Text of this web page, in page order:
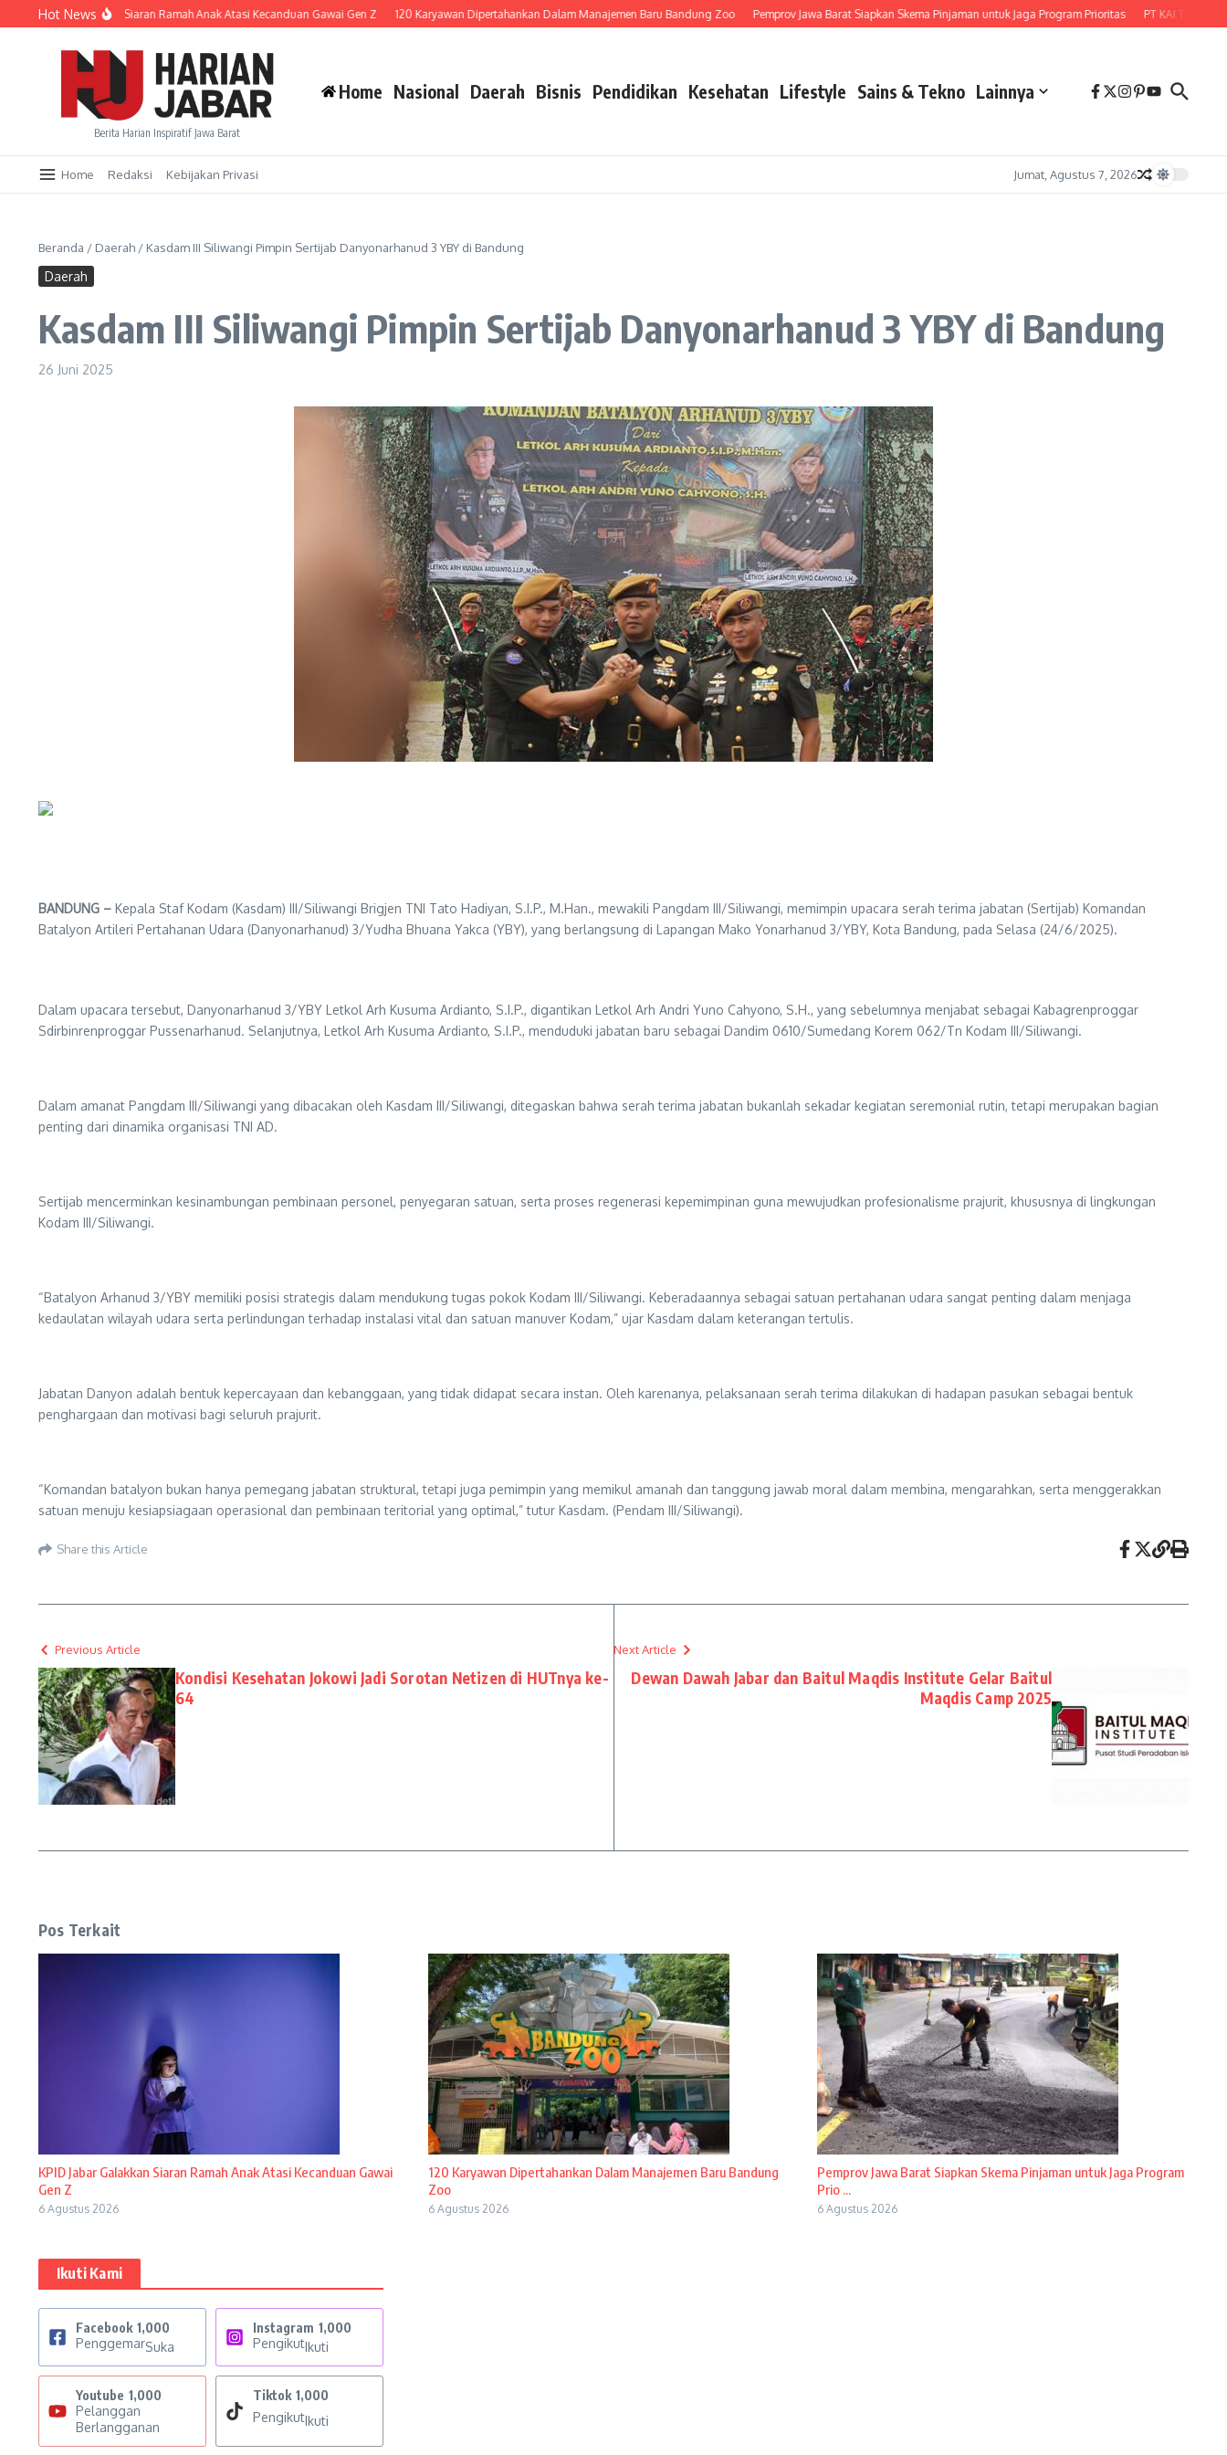
Lewati ke konten
Hot News
KPID Jabar Galakkan Siaran Ramah Anak Atasi Kecanduan Gawai Gen Z 120 Karyawan Dipertahankan Dalam Manajemen Baru Bandung Zoo Pemprov Jawa Barat Siapkan Skema Pinjaman untuk Jaga Program Prioritas PT KAI
Berita Harian Inspiratif Jawa Barat
Home Nasional Daerah Bisnis Pendidikan Kesehatan Lifestyle Sains & Tekno Lainnya
Home Redaksi Kebijakan Privasi Jumat, Agustus 7, 2026
Beranda / Daerah / Kasdam III Siliwangi Pimpin Sertijab Danyonarhanud 3 YBY di Bandung
Daerah
Kasdam III Siliwangi Pimpin Sertijab Danyonarhanud 3 YBY di Bandung
26 Juni 2025
BANDUNG – Kepala Staf Kodam (Kasdam) III/Siliwangi Brigjen TNI Tato Hadiyan, S.I.P., M.Han., mewakili Pangdam III/Siliwangi, memimpin upacara serah terima jabatan (Sertijab) Komandan
Batalyon Artileri Pertahanan Udara (Danyonarhanud) 3/Yudha Bhuana Yakca (YBY), yang berlangsung di Lapangan Mako Yonarhanud 3/YBY, Kota Bandung, pada Selasa (24/6/2025).
Dalam upacara tersebut, Danyonarhanud 3/YBY Letkol Arh Kusuma Ardianto, S.I.P., digantikan Letkol Arh Andri Yuno Cahyono, S.H., yang sebelumnya menjabat sebagai Kabagrenproggar
Sdirbinrenproggar Pussenarhanud. Selanjutnya, Letkol Arh Kusuma Ardianto, S.I.P., menduduki jabatan baru sebagai Dandim 0610/Sumedang Korem 062/Tn Kodam III/Siliwangi.
Dalam amanat Pangdam III/Siliwangi yang dibacakan oleh Kasdam III/Siliwangi, ditegaskan bahwa serah terima jabatan bukanlah sekadar kegiatan seremonial rutin, tetapi merupakan bagian
penting dari dinamika organisasi TNI AD.
Sertijab mencerminkan kesinambungan pembinaan personel, penyegaran satuan, serta proses regenerasi kepemimpinan guna mewujudkan profesionalisme prajurit, khususnya di lingkungan
Kodam III/Siliwangi.
“Batalyon Arhanud 3/YBY memiliki posisi strategis dalam mendukung tugas pokok Kodam III/Siliwangi. Keberadaannya sebagai satuan pertahanan udara sangat penting dalam menjaga
kedaulatan wilayah udara serta perlindungan terhadap instalasi vital dan satuan manuver Kodam,” ujar Kasdam dalam keterangan tertulis.
Jabatan Danyon adalah bentuk kepercayaan dan kebanggaan, yang tidak didapat secara instan. Oleh karenanya, pelaksanaan serah terima dilakukan di hadapan pasukan sebagai bentuk
penghargaan dan motivasi bagi seluruh prajurit.
“Komandan batalyon bukan hanya pemegang jabatan struktural, tetapi juga pemimpin yang memikul amanah dan tanggung jawab moral dalam membina, mengarahkan, serta menggerakkan
satuan menuju kesiapsiagaan operasional dan pembinaan teritorial yang optimal,” tutur Kasdam. (Pendam III/Siliwangi).
Share this Article
Previous Article
Kondisi Kesehatan Jokowi Jadi Sorotan Netizen di HUTnya ke-
64
Next Article
Dewan Dawah Jabar dan Baitul Maqdis Institute Gelar Baitul
Maqdis Camp 2025
Pos Terkait
KPID Jabar Galakkan Siaran Ramah Anak Atasi Kecanduan Gawai
Gen Z
6 Agustus 2026
120 Karyawan Dipertahankan Dalam Manajemen Baru Bandung
Zoo
6 Agustus 2026
Pemprov Jawa Barat Siapkan Skema Pinjaman untuk Jaga Program
Prio ...
6 Agustus 2026
Ikuti Kami
Facebook 1,000
PenggemarSuka
Instagram 1,000
PengikutIkuti
Youtube 1,000
Pelanggan
Berlangganan
Tiktok 1,000
PengikutIkuti